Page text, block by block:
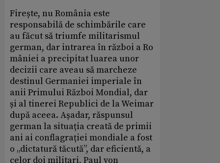
Firește, nu România este
responsabilă de schimbările care
au făcut să triumfe militarismul
german, dar intrarea în război a Ro
mâniei a precipitat luarea unor
decizii care aveau să marcheze
destinul Germaniei imperiale în
anii Primului Război Mondial, dar
și al tinerei Republici de la Weimar
după aceea. Așadar, răspunsul
german la situația creată de primii
ani ai conflagrației mondiale a fost
o „dictatură tăcută”, dar eficientă, a
celor doi militari, Paul von